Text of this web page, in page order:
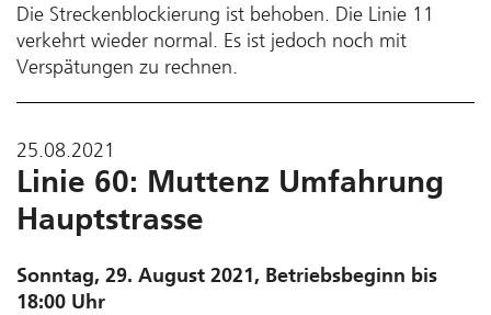
Die Streckenblockierung ist behoben. Die Linie 11
verkehrt wieder normal. Es ist jedoch noch mit
Verspätungen zu rechnen.
25.08.2021
Linie 60: Muttenz Umfahrung
Hauptstrasse
Sonntag, 29. August 2021, Betriebsbeginn bis
18:00 Uhr